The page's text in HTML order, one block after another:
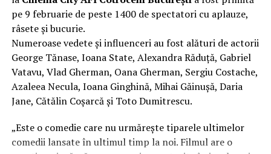
Aluminiul e materialul care apare primul în conversație
când cineva caută un pavilion ușor. Și pe bună dreptate.
Densitatea aluminiului e de aproximativ 2,7 g/cm³, față
de circa 7,8 g/cm³ pentru oțel. Practic, la un volum
identic, aluminiul cântărește cam o treime din greutatea
oțelului. Pentru oricine transportă, montează și
demontează frecvent o structură, diferența asta se
simte enorm.
pe 9 februarie de peste 1400 de spectatori cu aplauze,
râsete și bucurie.
Numeroase vedete și influenceri au fost alături de actorii
George Tănase, Ioana State, Alexandra Răduță, Gabriel
Vatavu, Vlad Gherman, Oana Gherman, Sergiu Costache,
Azaleea Necula, Ioana Ginghină, Mihai Găinușă, Daria
Jane, Cătălin Coșarcă și Toto Dumitrescu.
„Este o comedie care nu urmărește tiparele ultimelor
comedii lansate în ultimul timp la noi. Filmul are o